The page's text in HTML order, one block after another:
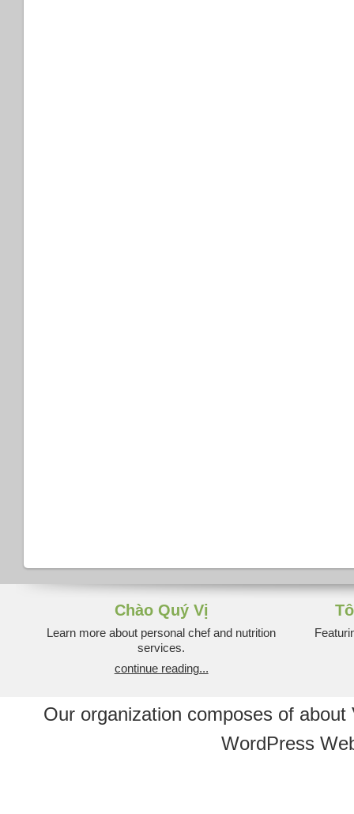
Chào Quý Vị
Learn more about personal chef and nutrition
services.
continue reading...
Our organization composes of
WordPress